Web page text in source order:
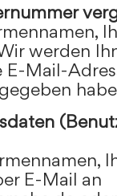
werden
Mail-
E-Mail an